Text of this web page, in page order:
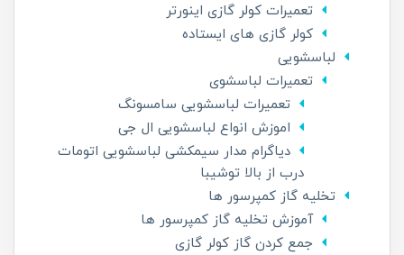
تعمیرات کولر گازی اینورتر
کولر گازی های ایستاده
لباسشویی
تعمیرات لباسشوی
تعمیرات لباسشویی سامسونگ
اموزش انواع لباسشویی ال جی
دیاگرام مدار سیمکشی لباسشویی اتومات
درب از بالا توشیبا
تخلیه گاز کمپرسور ها
آموزش تخلیه گاز کمپرسور ها
جمع کردن گاز کولر گازی